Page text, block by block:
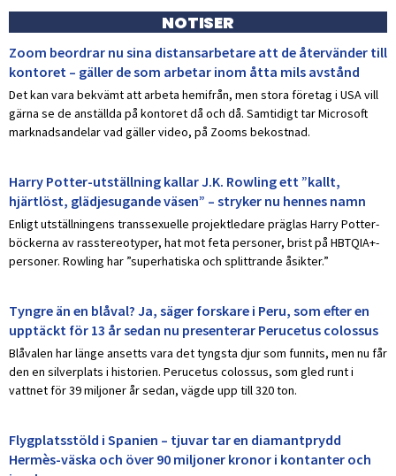
NOTISER
Zoom beordrar nu sina distansarbetare att de återvänder till
kontoret – gäller de som arbetar inom åtta mils avstånd
Det kan vara bekvämt att arbeta hemifrån, men stora företag i USA vill
gärna se de anställda på kontoret då och då. Samtidigt tar Microsoft
marknadsandelar vad gäller video, på Zooms bekostnad.
Harry Potter-utställning kallar J.K. Rowling ett ”kallt,
hjärtlöst, glädjesugande väsen” – stryker nu hennes namn
Enligt utställningens transsexuelle projektledare präglas Harry Potter-
böckerna av rasstereotyper, hat mot feta personer, brist på HBTQIA+-
personer. Rowling har ”superhatiska och splittrande åsikter.”
Tyngre än en blåval? Ja, säger forskare i Peru, som efter en
upptäckt för 13 år sedan nu presenterar Perucetus colossus
Blåvalen har länge ansetts vara det tyngsta djur som funnits, men nu får
den en silverplats i historien. Perucetus colossus, som gled runt i
vattnet för 39 miljoner år sedan, vägde upp till 320 ton.
Flygplatsstöld i Spanien – tjuvar tar en diamantprydd
Hermès-väska och över 90 miljoner kronor i kontanter och